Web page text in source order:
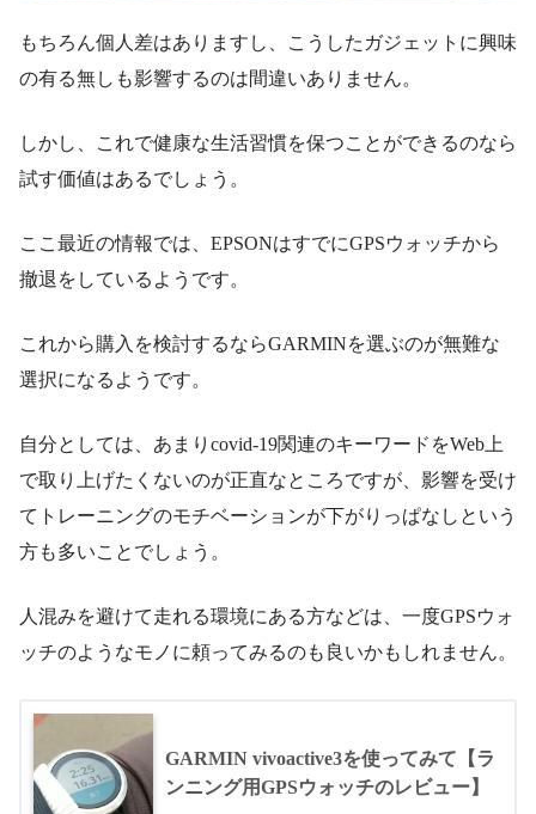
もちろん個人差はありますし、こうしたガジェットに興味
の有る無しも影響するのは間違いありません。
しかし、これで健康な生活習慣を保つことができるのなら
試す価値はあるでしょう。
ここ最近の情報では、EPSONはすでにGPSウォッチから
撤退をしているようです。
これから購入を検討するならGARMINを選ぶのが無難な
選択になるようです。
自分としては、あまりcovid-19関連のキーワードをWeb上
で取り上げたくないのが正直なところですが、影響を受け
てトレーニングのモチベーションが下がりっぱなしという
方も多いことでしょう。
人混みを避けて走れる環境にある方などは、一度GPSウォ
ッチのようなモノに頼ってみるのも良いかもしれません。
GARMIN vivoactive3を使ってみて【ラ
ンニング用GPSウォッチのレビュー】